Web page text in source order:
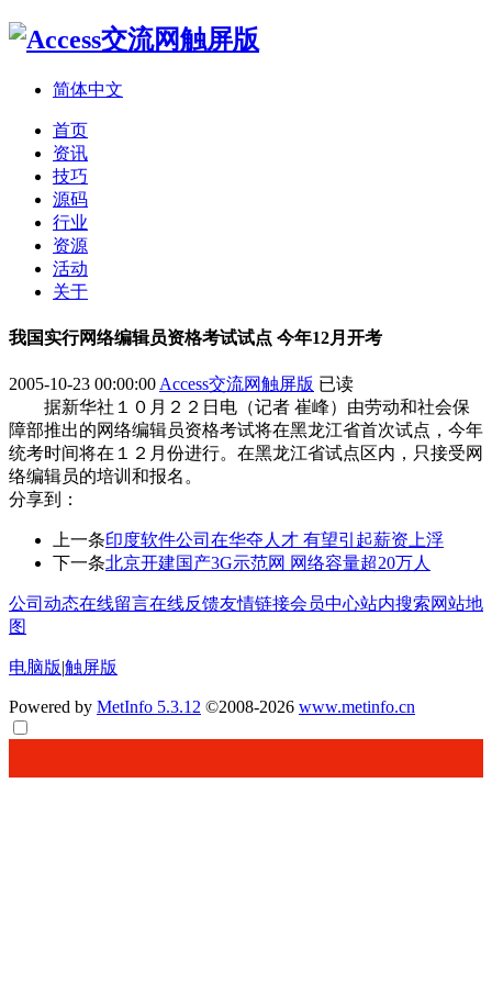
简体中文
首页
资讯
技巧
源码
行业
资源
活动
关于
我国实行网络编辑员资格考试试点 今年12月开考
2005-10-23 00:00:00 Access交流网触屏版 已读
据新华社１０月２２日电（记者 崔峰）由劳动和社会保
障部推出的网络编辑员资格考试将在黑龙江省首次试点，今年
统考时间将在１２月份进行。在黑龙江省试点区内，只接受网
络编辑员的培训和报名。
分享到：
上一条印度软件公司在华夺人才 有望引起薪资上浮
下一条北京开建国产3G示范网 网络容量超20万人
公司动态在线留言在线反馈友情链接会员中心站内搜索网站地
图
电脑版|触屏版
Powered by MetInfo 5.3.12 ©2008-2026 www.metinfo.cn